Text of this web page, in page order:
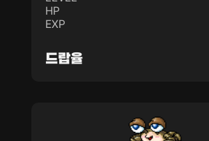
HP
EXP
드랍율